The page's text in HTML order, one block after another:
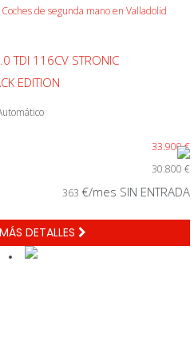
TDI 116CV STRONIC
EDITION
33.900 €
30.800 €
363 €/mes SIN ENTRADA
DETALLES